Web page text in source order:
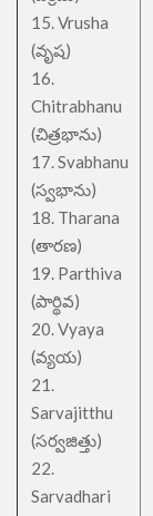
15. Vrusha
(వృష)
16.
Chitrabhanu
(చిత్రభాను)
17. Svabhanu
(స్వభాను)
18. Tharana
(తారణ)
19. Parthiva
(పార్థివ)
20. Vyaya
(వ్యయ)
21.
Sarvajitthu
(సర్వజిత్తు)
22.
Sarvadhari